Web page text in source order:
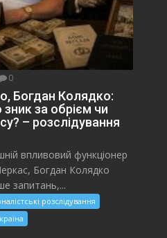
0
Богдан Колядко:
за обрієм чи
– розслідування
впливовий функціонер
Богдан Колядко
запитань,...
розслідування